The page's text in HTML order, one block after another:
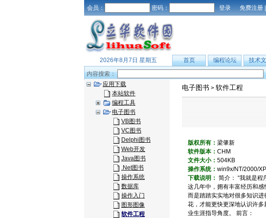
会员： 密码： 免费注册 |
2026年8月7日 星期五 首页 编程论坛 技术
内容搜索：
应用下载
本站软件
编程工具
电子图书
VB图书
VC图书
Delphi图书
Web开发
Java图书
.Net图书
操作系统
数据库
操作入门
图形图像
软件工程
电子图书 > 软件工程
版权所有： 梁肇新
软件版本： CHM
文件大小： 504KB
操作系统： win9x/NT/2000/XP
下载说明： 简介： “我就是
这几年中，拥有丰富经历和
而是踏踏实实地对很多知识
花，才能更快更深地认识许
业生涯指导角度。 前言：